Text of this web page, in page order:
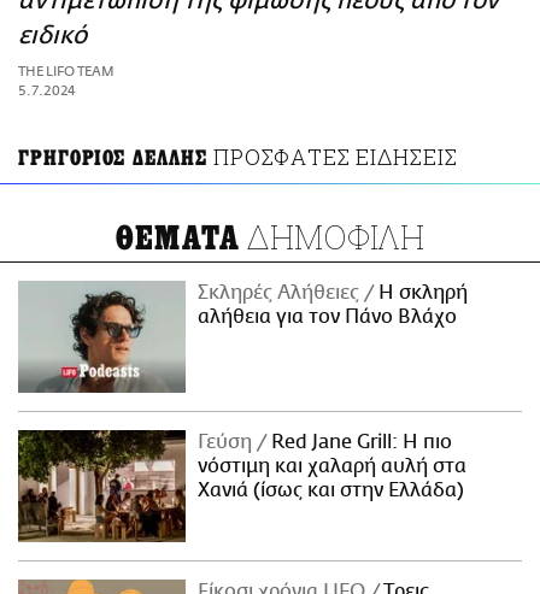
ΑΜΠΑ
PRINT
ειδικό
THE LIFO TEAM
5.7.2024
ΓΡΗΓΟΡΙΟΣ ΔΕΛΛΗΣ ΠΡΟΣΦΑΤΕΣ ΕΙΔΗΣΕΙΣ
ΘΕΜΑΤΑ ΔΗΜΟΦΙΛΗ
Σκληρές Αλήθειες
H σκληρή
αλήθεια για τον Πάνο Βλάχο
Γεύση
Red Jane Grill: Η πιο
νόστιμη και χαλαρή αυλή στα
Χανιά (ίσως και στην Ελλάδα)